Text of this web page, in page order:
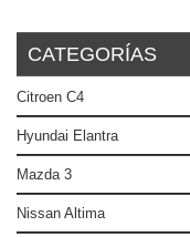
CATEGORÍAS
Citroen C4
Hyundai Elantra
Mazda 3
Nissan Altima